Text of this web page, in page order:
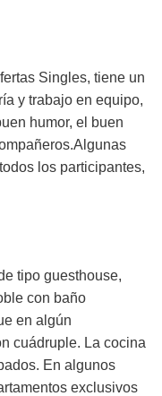
Singles, tiene un
y trabajo en equipo,
humor, el buen
los participantes,
tipo guesthouse,
con baño
en algún
cuádruple. La cocina
En algunos
exclusivos